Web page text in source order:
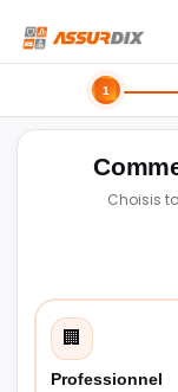
1
Choisis
🏢
Professionnel